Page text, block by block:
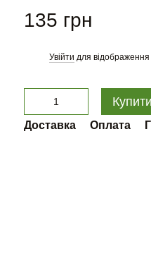
135 грн
Увійти для відображення
Купити
Доставка Оплата